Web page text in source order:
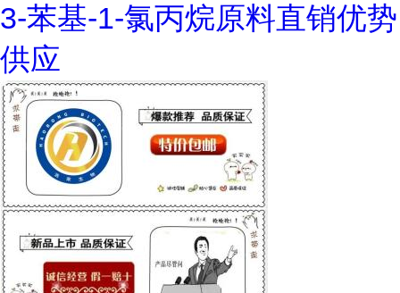
3-苯基-1-氯丙烷原料直销优势
供应